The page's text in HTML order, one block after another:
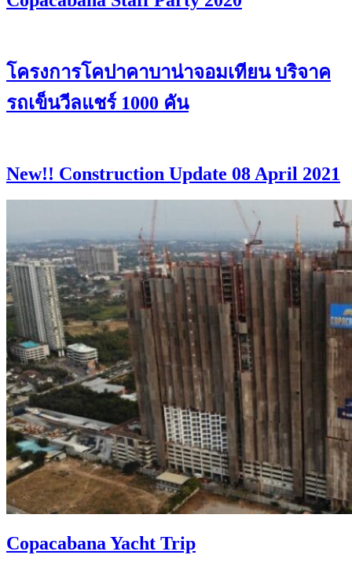
โครงการโคปาคาบาน่าจอมเทียน บริจาค
รถเข็นวีลแชร์ 1000 คัน
New!! Construction Update 08 April 2021
Copacabana Yacht Trip